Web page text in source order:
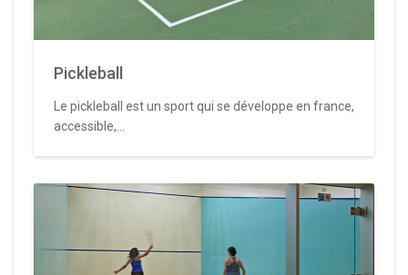
Pickleball
Le pickleball est un sport qui se développe en france,
accessible,...